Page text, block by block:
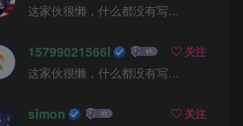
这家伙很懒，什么都没有写...
15799021566l
关注
这家伙很懒，什么都没有写...
simon
关注